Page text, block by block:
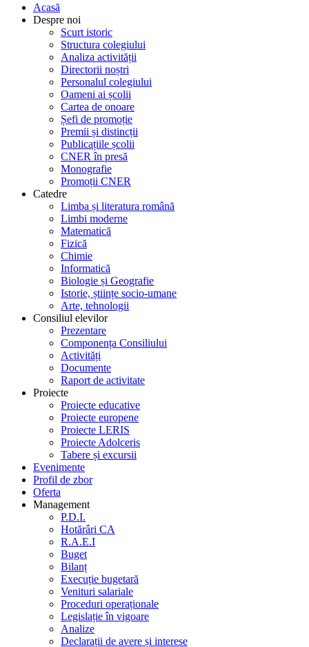
Acasă
Despre noi
Scurt istoric
Structura colegiului
Analiza activității
Directorii noștri
Personalul colegiului
Oameni ai școlii
Cartea de onoare
Șefi de promoție
Premii și distincții
Publicațiile școlii
CNER în presă
Monografie
Promoții CNER
Catedre
Limba și literatura română
Limbi moderne
Matematică
Fizică
Chimie
Informatică
Biologie și Geografie
Istorie, științe socio-umane
Arte, tehnologii
Consiliul elevilor
Prezentare
Componența Consiliului
Activități
Documente
Raport de activitate
Proiecte
Proiecte educative
Proiecte europene
Proiecte LERIS
Proiecte Adolceris
Tabere și excursii
Evenimente
Profil de zbor
Oferta
Management
P.D.I.
Hotărâri CA
R.A.E.I
Buget
Bilanț
Execuție bugetară
Venituri salariale
Proceduri operaționale
Legislație în vigoare
Analize
Declarații de avere și interese